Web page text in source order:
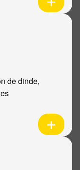
de dinde,